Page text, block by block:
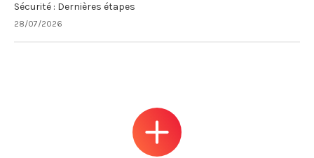
Sécurité : Dernières étapes
28/07/2026